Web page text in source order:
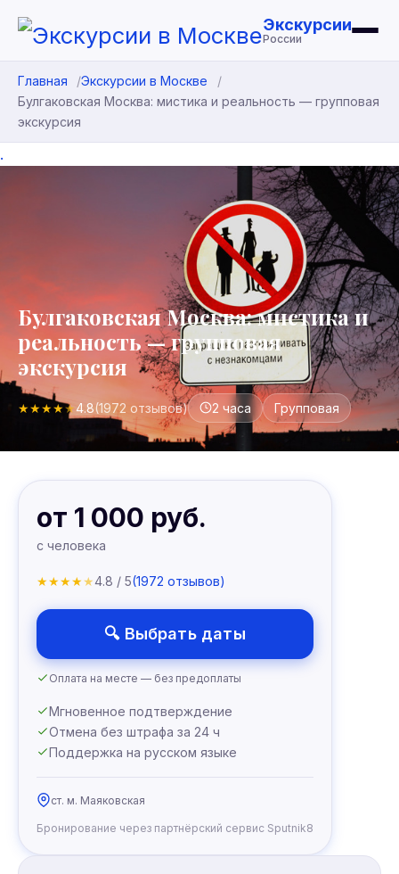
Экскурсии
России
Главная
Экскурсии в Москве
Булгаковская Москва: мистика и реальность — групповая
экскурсия
.
Булгаковская Москва: мистика и
реальность — групповая
экскурсия
★★★★★4.8(1972 отзывов) 2 часа Групповая
от 1 000 руб.
с человека
★★★★★4.8 / 5(1972 отзывов)
🔍 Выбрать даты
Оплата на месте — без предоплаты
Мгновенное подтверждение
Отмена без штрафа за 24 ч
Поддержка на русском языке
ст. м. Маяковская
Бронирование через партнёрский сервис Sputnik8